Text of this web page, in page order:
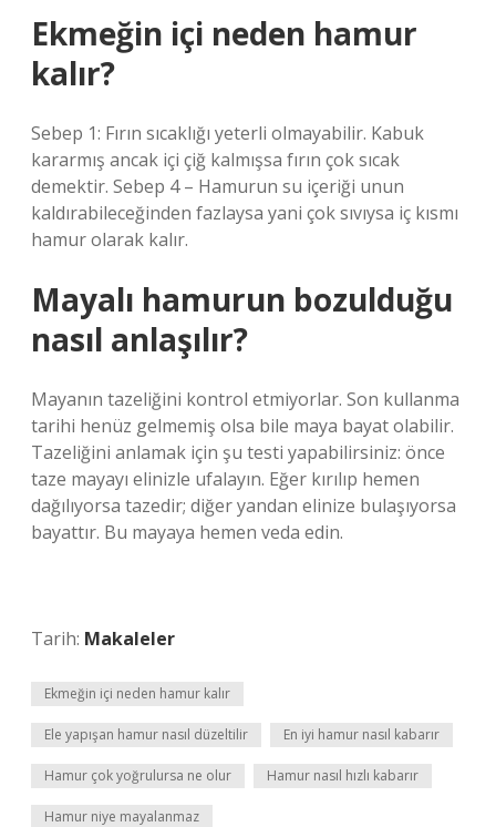
Ekmeğin içi neden hamur
kalır?
Sebep 1: Fırın sıcaklığı yeterli olmayabilir. Kabuk
kararmış ancak içi çiğ kalmışsa fırın çok sıcak
demektir. Sebep 4 – Hamurun su içeriği unun
kaldırabileceğinden fazlaysa yani çok sıvıysa iç kısmı
hamur olarak kalır.
Mayalı hamurun bozulduğu
nasıl anlaşılır?
Mayanın tazeliğini kontrol etmiyorlar. Son kullanma
tarihi henüz gelmemiş olsa bile maya bayat olabilir.
Tazeliğini anlamak için şu testi yapabilirsiniz: önce
taze mayayı elinizle ufalayın. Eğer kırılıp hemen
dağılıyorsa tazedir; diğer yandan elinize bulaşıyorsa
bayattır. Bu mayaya hemen veda edin.
Tarih: Makaleler
Ekmeğin içi neden hamur kalır
Ele yapışan hamur nasıl düzeltilir En iyi hamur nasıl kabarır
Hamur çok yoğrulursa ne olur Hamur nasıl hızlı kabarır
Hamur niye mayalanmaz